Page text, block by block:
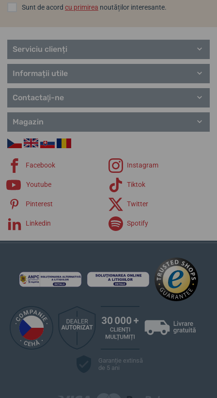
Sunt de acord cu primirea noutăților interesante.
Serviciu clienți
Informații utile
Contactaţi-ne
Magazin
Facebook Instagram
Youtube Tiktok
Pinterest Twitter
Linkedin Spotify
Garanție extinsă
de 5 ani